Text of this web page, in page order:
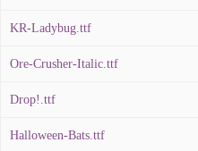
KR-Ladybug.ttf
Ore-Crusher-Italic.ttf
Drop!.ttf
Halloween-Bats.ttf